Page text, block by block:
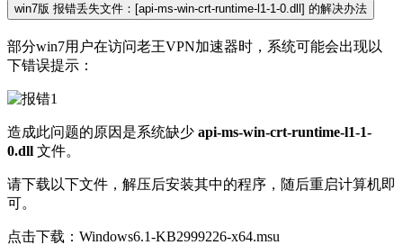
win7版 报错丢失文件：[api-ms-win-crt-runtime-l1-1-0.dll] 的解决办法
部分win7用户在访问老王VPN加速器时，系统可能会出现以
下错误提示：
造成此问题的原因是系统缺少 api-ms-win-crt-runtime-l1-1-
0.dll 文件。
请下载以下文件，解压后安装其中的程序，随后重启计算机即
可。
点击下载：Windows6.1-KB2999226-x64.msu